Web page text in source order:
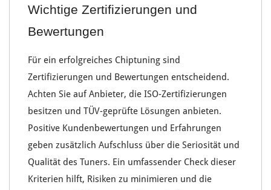
Wichtige Zertifizierungen und
Bewertungen
Für ein erfolgreiches Chiptuning sind
Zertifizierungen und Bewertungen entscheidend.
Achten Sie auf Anbieter, die ISO-Zertifizierungen
besitzen und TÜV-geprüfte Lösungen anbieten.
Positive Kundenbewertungen und Erfahrungen
geben zusätzlich Aufschluss über die Seriosität und
Qualität des Tuners. Ein umfassender Check dieser
Kriterien hilft, Risiken zu minimieren und die